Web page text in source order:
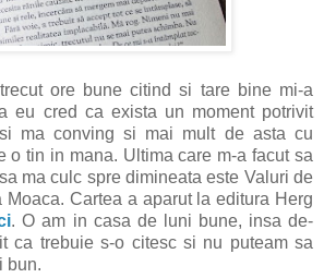
ore bune citind si tare bine mi-a
eu cred ca exista un moment potrivit
ma conving si mai mult de asta cu
o tin in mana. Ultima care m-a facut sa
ma culc spre dimineata este Valuri de
Moaca. Cartea a aparut la editura Herg
. O am in casa de luni bune, insa de-
ca trebuie s-o citesc si nu puteam sa
bun.